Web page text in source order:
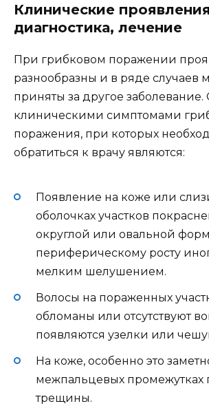
Клинические
диагностика, лечение
При грибковом поражении
разнообразны и в ряде случаев
приняты за другое
клиническими симптомами
поражения, при которых
обратиться к врачу являются:
Появление на коже или
оболочках участков
округлой или овальной
периферическому росту
мелким шелушением.
Волосы на пораженных
обломаны или отсутствуют
появляются узелки или
На коже, особенно это
межпальцевых промежутках
трещины.